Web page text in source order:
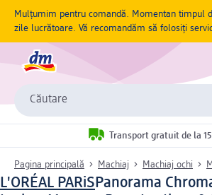
Mulțumim pentru comandă. Momentan timpul
zile lucrătoare. Vă recomandăm să folosiți
Căutare
Transport gratuit de la
Pagina principală Machiaj Machiaj ochi
L'ORÉAL PARiSPanorama